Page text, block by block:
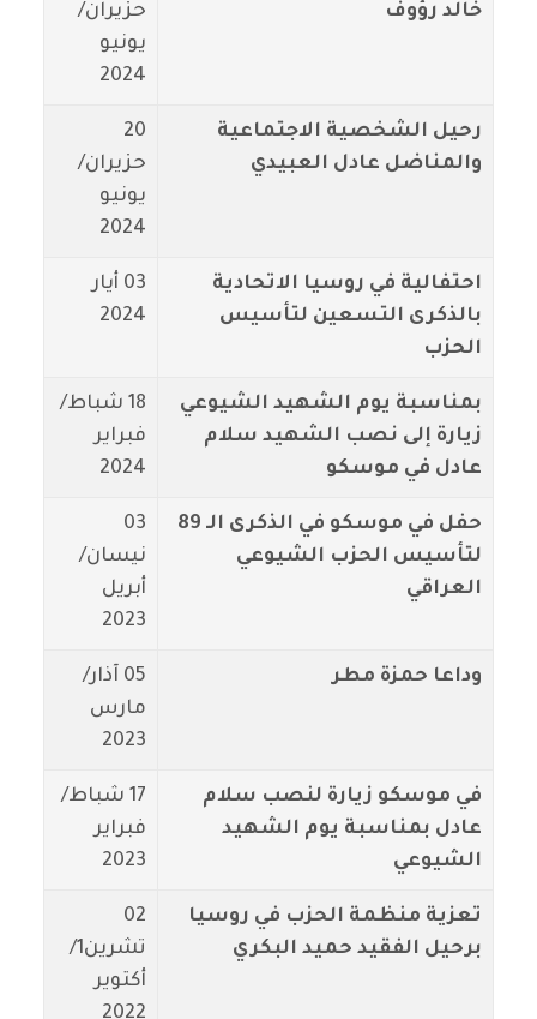
خالد رؤوف
حزيران/
يونيو
2024
رحيل الشخصية الاجتماعية
والمناضل عادل العبيدي
20
حزيران/
يونيو
2024
احتفالية في روسيا الاتحادية
بالذكرى التسعين لتأسيس
الحزب
03 أيار
2024
بمناسبة يوم الشهيد الشيوعي
زيارة إلى نصب الشهيد سلام
عادل في موسكو
18 شباط/
فبراير
2024
حفل في موسكو في الذكرى الـ 89
لتأسيس الحزب الشيوعي
العراقي
03
نيسان/
أبريل
2023
وداعا حمزة مطر
05 آذار/
مارس
2023
في موسكو زيارة لنصب سلام
عادل بمناسبة يوم الشهيد
الشيوعي
17 شباط/
فبراير
2023
تعزية منظمة الحزب في روسيا
برحيل الفقيد حميد البكري
02
تشرين1/
أكتوير
2022